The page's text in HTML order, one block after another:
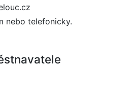
nebo telefonicky.